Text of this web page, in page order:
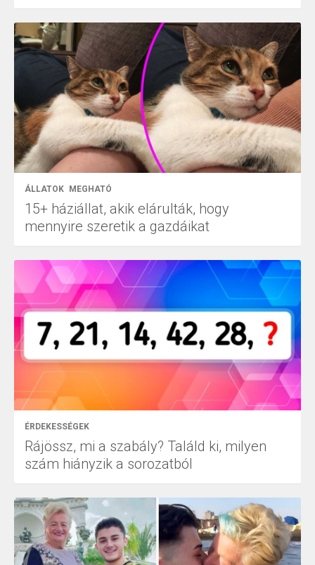
ÁLLATOK MEGHATÓ
15+ háziállat, akik elárulták, hogy
mennyire szeretik a gazdáikat
ÉRDEKESSÉGEK
Rájössz, mi a szabály? Találd ki, milyen
szám hiányzik a sorozatból